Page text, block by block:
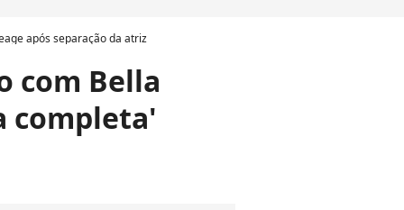
após separação da atriz
com Bella
completa'